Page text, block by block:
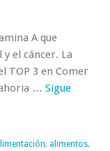
A que
el cáncer. La
TOP 3 en Comer
… Sigue
, alimentos,